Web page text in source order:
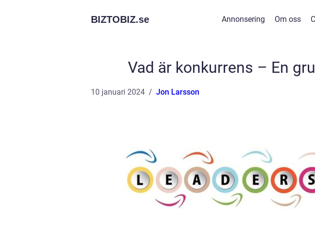
BIZTOBIZ.se Annonsering Om oss
Vad är konkurrens – En
10 januari 2024 Jon Larsson